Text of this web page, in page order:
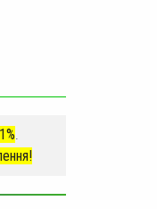
.